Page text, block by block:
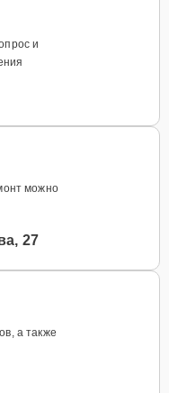
и
можно
27
а также